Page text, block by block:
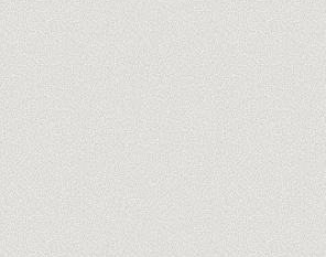
ton@entreprise.com
Audit
Pas de spam, jamais. Désinscription
TRUSTPILOT